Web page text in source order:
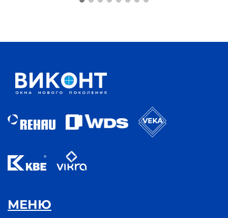
МЕНЮ